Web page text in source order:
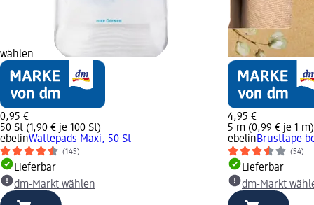
wählen
0,95 €
50 St (1,90 € je 100 St)
ebelinWattepads Maxi, 50 St
(145)
Lieferbar
dm-Markt wählen
4,95 €
5 m (0,99 € je 1 m)
ebelinBrusttape
(54)
Lieferbar
dm-Markt